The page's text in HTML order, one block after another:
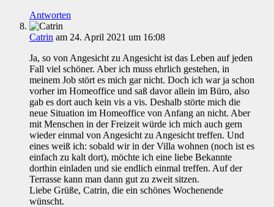
Antworten
Catrin am 24. April 2021 um 16:08
Ja, so von Angesicht zu Angesicht ist das Leben auf jeden
Fall viel schöner. Aber ich muss ehrlich gestehen, in
meinem Job stört es mich gar nicht. Doch ich war ja schon
vorher im Homeoffice und saß davor allein im Büro, also
gab es dort auch kein vis a vis. Deshalb störte mich die
neue Situation im Homeoffice von Anfang an nicht. Aber
mit Menschen in der Freizeit würde ich mich auch gern
wieder einmal von Angesicht zu Angesicht treffen. Und
eines weiß ich: sobald wir in der Villa wohnen (noch ist es
einfach zu kalt dort), möchte ich eine liebe Bekannte
dorthin einladen und sie endlich einmal treffen. Auf der
Terrasse kann man dann gut zu zweit sitzen.
Liebe Grüße, Catrin, die ein schönes Wochenende
wünscht.